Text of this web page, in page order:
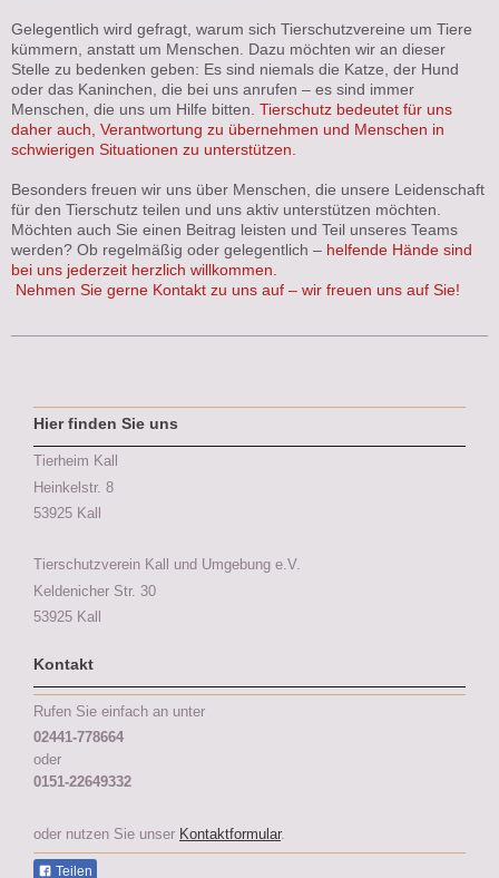
Gelegentlich wird gefragt, warum sich Tierschutzvereine um Tiere
kümmern, anstatt um Menschen. Dazu möchten wir an dieser
Stelle zu bedenken geben: Es sind niemals die Katze, der Hund
oder das Kaninchen, die bei uns anrufen – es sind immer
Menschen, die uns um Hilfe bitten. Tierschutz bedeutet für uns
daher auch, Verantwortung zu übernehmen und Menschen in
schwierigen Situationen zu unterstützen
Besonders freuen wir uns über Menschen, die unsere Leidenschaft
für den Tierschutz teilen und uns aktiv unterstützen möchten.
Möchten auch Sie einen Beitrag leisten und Teil unseres Teams
werden? Ob regelmäßig oder gelegentlich – helfende Hände sind
bei uns jederzeit herzlich willkommen.
Nehmen Sie gerne Kontakt zu uns auf – wir freuen uns auf Sie!
Hier finden Sie uns
Tierheim Kall
Heinkelstr. 8
53925 Kall
Tierschutzverein Kall und Umgebung e.V.
Keldenicher Str. 30
53925 Kall
Kontakt
Rufen Sie einfach an unter
02441-778664
oder
0151-22649332
oder nutzen Sie unser Kontaktformular.
Teilen